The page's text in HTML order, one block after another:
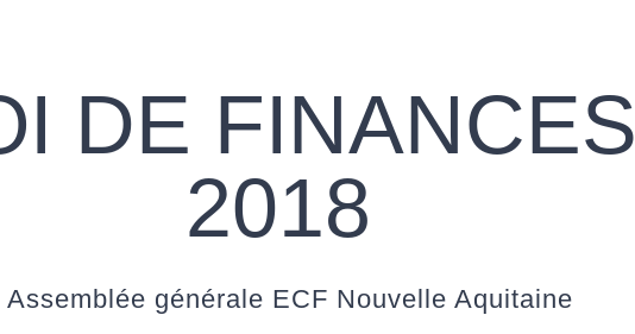
DE FINANCES
2018
Assemblée générale ECF Nouvelle Aquitaine